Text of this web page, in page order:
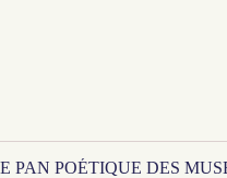
PAN POÉTIQUE DES